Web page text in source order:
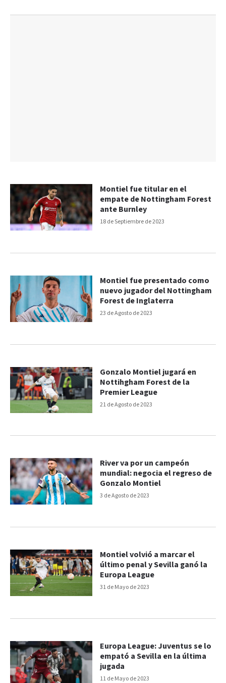
18 de Septiembre de 2023
Montiel fue titular en el
empate de Nottingham Forest
ante Burnley
23 de Agosto de 2023
Montiel fue presentado como
nuevo jugador del Nottingham
Forest de Inglaterra
21 de Agosto de 2023
Gonzalo Montiel jugará en
Nottihgham Forest de la
Premier League
3 de Agosto de 2023
River va por un campeón
mundial: negocia el regreso de
Gonzalo Montiel
31 de Mayo de 2023
Montiel volvió a marcar el
último penal y Sevilla ganó la
Europa League
11 de Mayo de 2023
Europa League: Juventus se lo
empató a Sevilla en la última
jugada